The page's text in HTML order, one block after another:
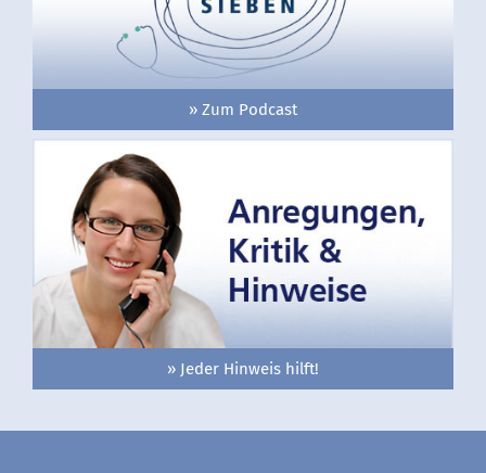
» Zum Podcast
» Jeder Hinweis hilft!